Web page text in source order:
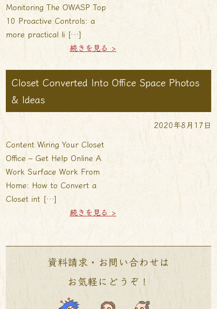
Monitoring The OWASP Top
10 Proactive Controls: a
more practical li […]
続きを見る >
Closet Converted Into Office Space Photos
& Ideas
2020年8月17日
Content Wiring Your Closet
Office – Get Help Online A
Work Surface Work From
Home: How to Convert a
Closet int […]
続きを見る >
資料請求・お問い合わせは
お気軽にどうぞ！